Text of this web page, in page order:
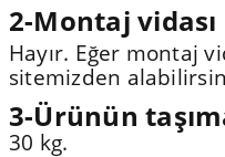
2-Montaj vidası
Hayır. Eğer montaj
sitemizden
3-Ürünün
30 kg.